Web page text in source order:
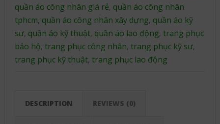
quần áo công nhân giá rẻ, quần áo công nhân
tphcm, quần áo công nhân xây dựng, quần áo kỹ
sư, quần áo kỹ thuật, quần áo lao động, trang phục
bảo hộ, trang phục công nhân, trang phục kỹ sư,
trang phục kỹ thuật, trang phục lao động
DESCRIPTION REVIEWS (0)